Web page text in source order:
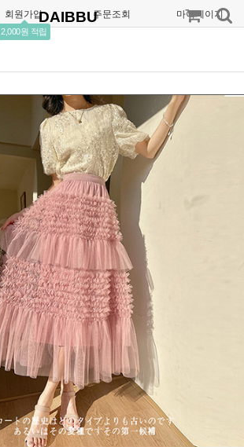
회원가입
2,000원 적립
주문조회 마이페이지
DAIBBU